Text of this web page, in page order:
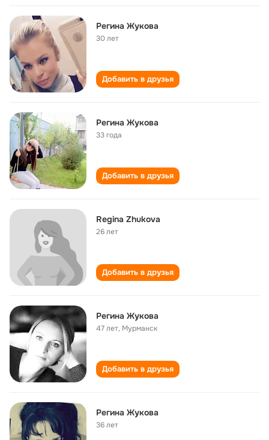
Регина Жукова
30 лет
Добавить в друзья
Регина Жукова
33 года
Добавить в друзья
Regina Zhukova
26 лет
Добавить в друзья
Регина Жукова
47 лет, Мурманск
Добавить в друзья
Регина Жукова
36 лет